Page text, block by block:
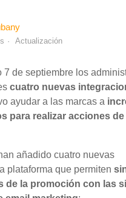
Actualización
7 de septiembre los
cuatro nuevas
ayudar a las marcas a
para realizar acciones
añadido cuatro nuevas
plataforma que permiten
de la promoción con las